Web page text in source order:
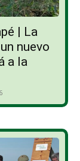
| La
nuevo
a la